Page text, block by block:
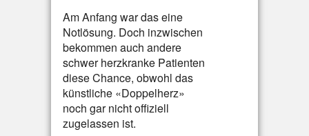
Am Anfang war das eine
Notlösung. Doch inzwischen
bekommen auch andere
schwer herzkranke Patienten
diese Chance, obwohl das
künstliche «Doppelherz»
noch gar nicht offiziell
zugelassen ist.